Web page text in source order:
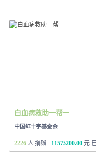
白血病救助一帮一
中国红十字基金会
2226 人 捐赠 11575200.00 元